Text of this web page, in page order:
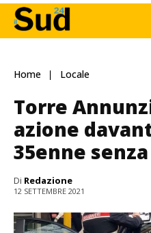
Home Locale
Torre
azione
35enne
Di Redazione
12 SETTEMBRE 2021